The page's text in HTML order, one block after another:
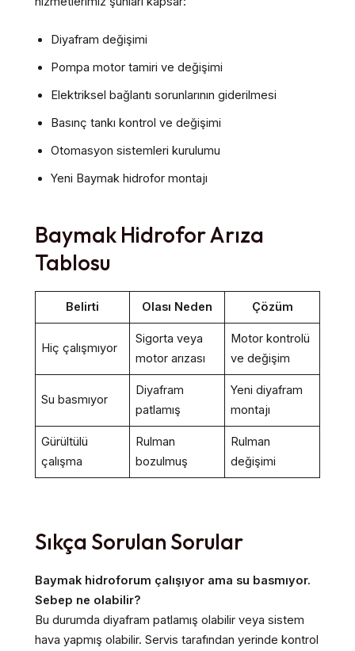
Diyafram değişimi
Pompa motor tamiri ve değişimi
Elektriksel bağlantı sorunlarının giderilmesi
Basınç tankı kontrol ve değişimi
Otomasyon sistemleri kurulumu
Yeni Baymak hidrofor montajı
Baymak Hidrofor Arıza
Tablosu
Belirti Olası Neden Çözüm
Hiç çalışmıyor
Sigorta veya
motor arızası
Motor kontrolü
ve değişim
Su basmıyor
Diyafram
patlamış
Yeni diyafram
montajı
Gürültülü
çalışma
Rulman
bozulmuş
Rulman
değişimi
Sıkça Sorulan Sorular
Baymak hidroforum çalışıyor ama su basmıyor.
Sebep ne olabilir?
Bu durumda diyafram patlamış olabilir veya sistem
hava yapmış olabilir. Servis tarafından yerinde kontrol